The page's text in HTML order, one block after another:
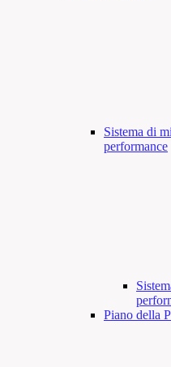
Sistema di
performance
Piano della